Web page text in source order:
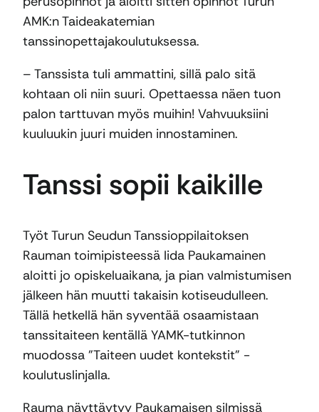
AMK:n Taideakatemian
tanssinopettajakoulutuksessa.
– Tanssista tuli ammattini, sillä palo sitä
kohtaan oli niin suuri. Opettaessa näen tuon
palon tarttuvan myös muihin! Vahvuuksiini
kuuluukin juuri muiden innostaminen.
Tanssi sopii kaikille
Työt Turun Seudun Tanssioppilaitoksen
Rauman toimipisteessä Iida Paukamainen
aloitti jo opiskeluaikana, ja pian valmistumisen
jälkeen hän muutti takaisin kotiseudulleen.
Tällä hetkellä hän syventää osaamistaan
tanssitaiteen kentällä YAMK-tutkinnon
muodossa ”Taiteen uudet kontekstit” -
koulutuslinjalla.
Rauma näyttäytyy Paukamaisen silmissä